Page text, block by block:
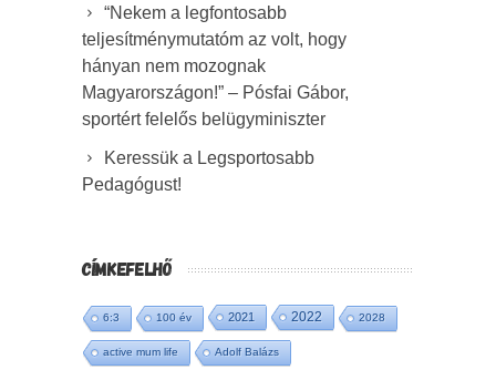
“Nekem a legfontosabb
teljesítménymutatóm az volt, hogy
hányan nem mozognak
Magyarországon!” – Pósfai Gábor,
sportért felelős belügyminiszter
Keressük a Legsportosabb
Pedagógust!
CÍMKEFELHŐ
6:3 100 év 2021 2022 2028
active mum life Adolf Balázs